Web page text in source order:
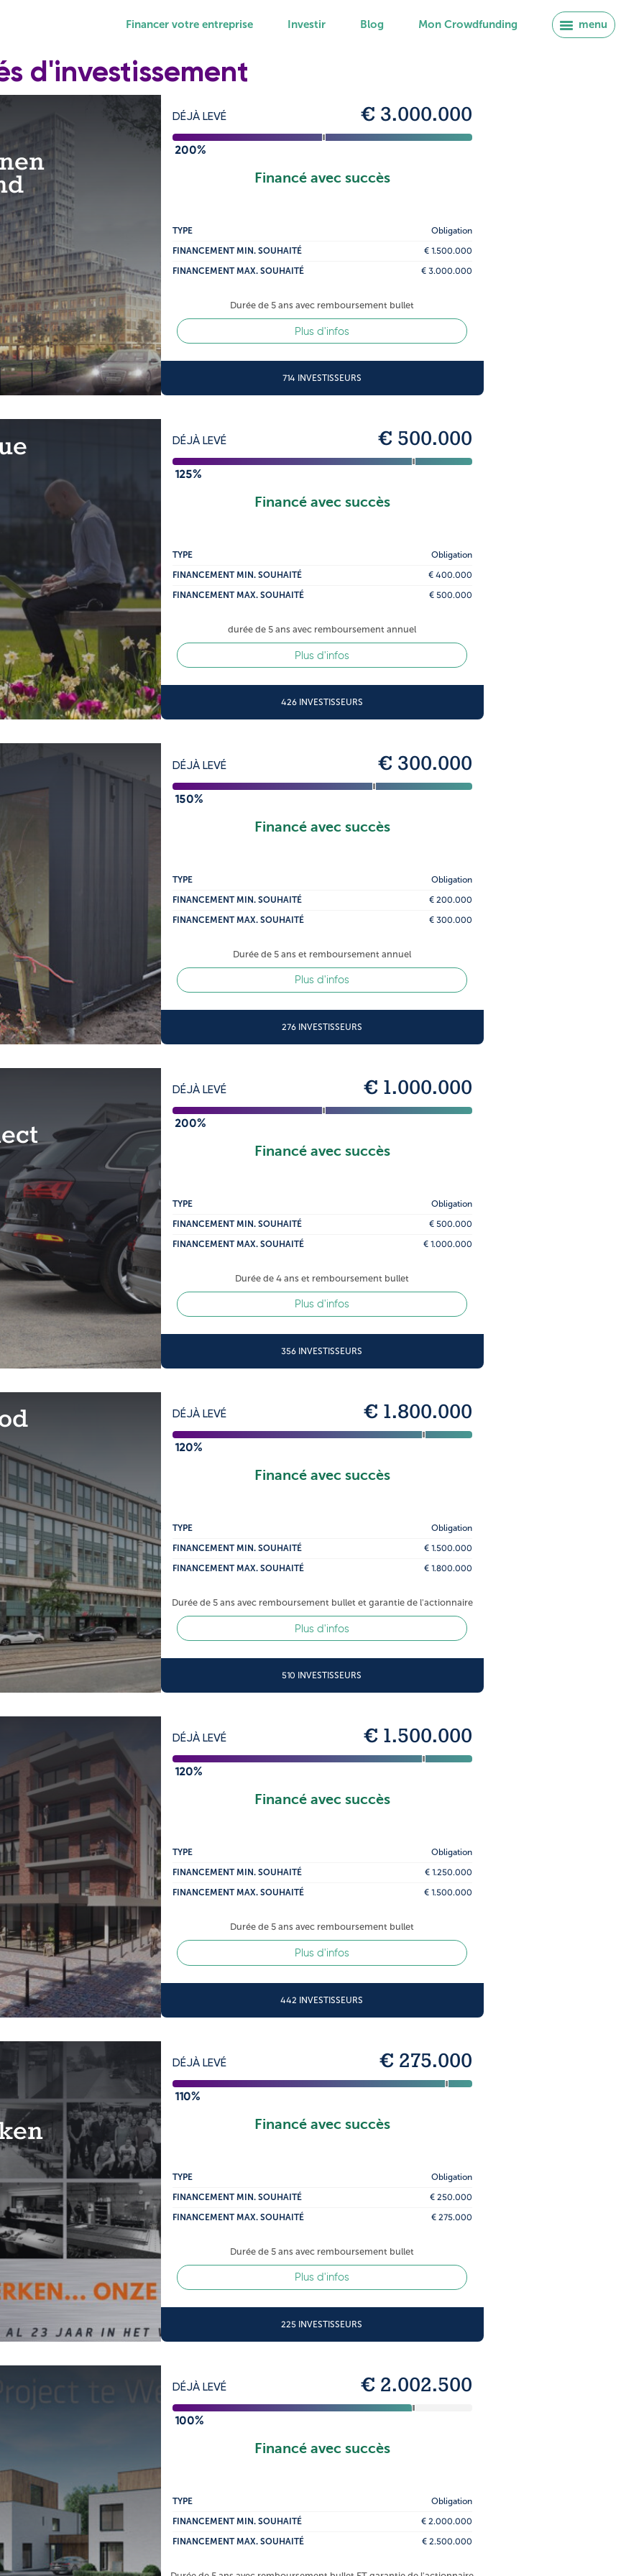
Financer votre entreprise Investir Blog Mon Crowdfunding menu
d'investissement
€ 3.000.000
DÉJÀ LEVÉ
200%
Financé avec succès
TYPE
Obligation
FINANCEMENT MIN. SOUHAITÉ
€ 1.500.000
FINANCEMENT MAX. SOUHAITÉ
€ 3.000.000
Durée de 5 ans avec remboursement bullet
Plus d'infos
714 INVESTISSEURS
€ 500.000
DÉJÀ LEVÉ
125%
Financé avec succès
TYPE
Obligation
FINANCEMENT MIN. SOUHAITÉ
€ 400.000
FINANCEMENT MAX. SOUHAITÉ
€ 500.000
durée de 5 ans avec remboursement annuel
Plus d'infos
426 INVESTISSEURS
€ 300.000
DÉJÀ LEVÉ
150%
Financé avec succès
TYPE
Obligation
FINANCEMENT MIN. SOUHAITÉ
€ 200.000
FINANCEMENT MAX. SOUHAITÉ
€ 300.000
Durée de 5 ans et remboursement annuel
Plus d'infos
276 INVESTISSEURS
€ 1.000.000
DÉJÀ LEVÉ
200%
Financé avec succès
TYPE
Obligation
FINANCEMENT MIN. SOUHAITÉ
€ 500.000
FINANCEMENT MAX. SOUHAITÉ
€ 1.000.000
Durée de 4 ans et remboursement bullet
Plus d'infos
356 INVESTISSEURS
€ 1.800.000
DÉJÀ LEVÉ
120%
Financé avec succès
TYPE
Obligation
FINANCEMENT MIN. SOUHAITÉ
€ 1.500.000
FINANCEMENT MAX. SOUHAITÉ
€ 1.800.000
Durée de 5 ans avec remboursement bullet et garantie de l'actionnaire
Plus d'infos
510 INVESTISSEURS
€ 1.500.000
DÉJÀ LEVÉ
120%
Financé avec succès
TYPE
Obligation
FINANCEMENT MIN. SOUHAITÉ
€ 1.250.000
FINANCEMENT MAX. SOUHAITÉ
€ 1.500.000
Durée de 5 ans avec remboursement bullet
Plus d'infos
442 INVESTISSEURS
€ 275.000
DÉJÀ LEVÉ
110%
Financé avec succès
TYPE
Obligation
FINANCEMENT MIN. SOUHAITÉ
€ 250.000
FINANCEMENT MAX. SOUHAITÉ
€ 275.000
Durée de 5 ans avec remboursement bullet
Plus d'infos
225 INVESTISSEURS
€ 2.002.500
DÉJÀ LEVÉ
100%
Financé avec succès
TYPE
Obligation
FINANCEMENT MIN. SOUHAITÉ
€ 2.000.000
FINANCEMENT MAX. SOUHAITÉ
€ 2.500.000